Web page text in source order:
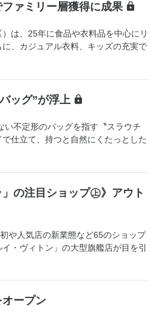
ァミリー層獲得に成果
は、25年に食品や衣料品を中心にリ
、カジュアル衣料、キッズの充実で
ッグ”が浮上
不定形のバッグを指す〝スラウチ
仕立て、持つと自然にくたっとした
の注目ショップ㊤》アウト
や人気店の新業態など65のショップ
・ヴィトン」の大型旗艦店が目を引
ープン